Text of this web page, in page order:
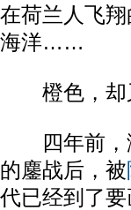
在荷兰人飞
海洋……
橙色，却又
四年前，激
的鏖战后，被
代已经到了